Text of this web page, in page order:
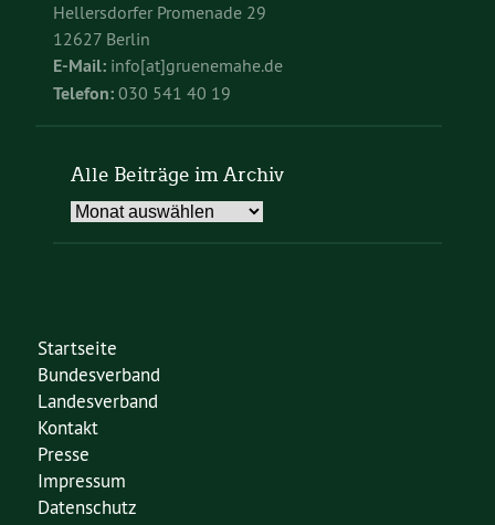
Hellersdorfer Promenade 29
12627 Berlin
E-Mail: info[at]gruenemahe.de
Telefon: 030 541 40 19
Alle Beiträge im Archiv
Alle
Startseite
Bundesverband
Landesverband
Kontakt
Presse
Impressum
Datenschutz